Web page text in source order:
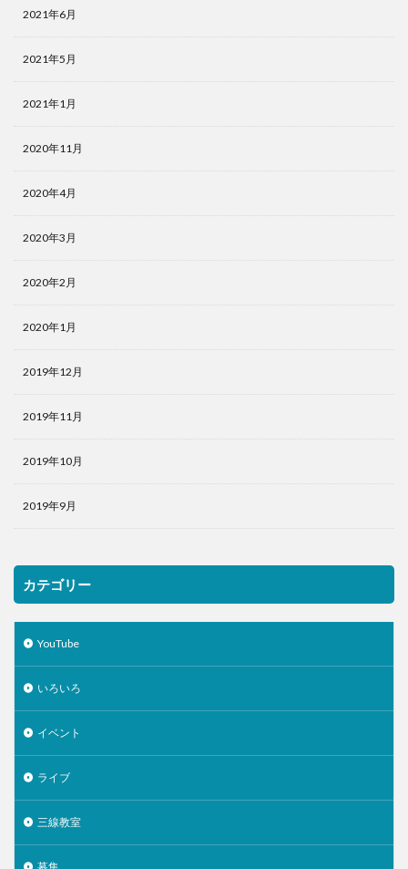
2021年6月
2021年5月
2021年1月
2020年11月
2020年4月
2020年3月
2020年2月
2020年1月
2019年12月
2019年11月
2019年10月
2019年9月
カテゴリー
YouTube
いろいろ
イベント
ライブ
三線教室